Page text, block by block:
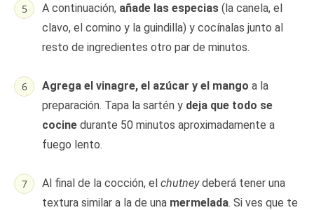
A continuación, añade las especias (la canela, el
clavo, el comino y la guindilla) y cocínalas junto al
resto de ingredientes otro par de minutos.
Agrega el vinagre, el azúcar y el mango a la
preparación. Tapa la sartén y deja que todo se
cocine durante 50 minutos aproximadamente a
fuego lento.
Al final de la cocción, el chutneydeberá tener una
textura similar a la de una mermelada. Si ves que te